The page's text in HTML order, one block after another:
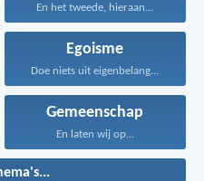
En het tweede, hieraan...
Egoisme
Doe niets uit eigenbelang...
Gemeenschap
En laten wij op...